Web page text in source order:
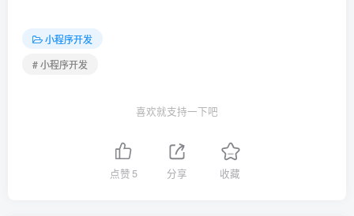
小程序开发
# 小程序开发
喜欢就支持一下吧
点赞 5 分享 收藏